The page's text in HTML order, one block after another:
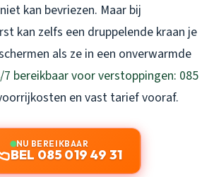
kan bevriezen. Maar bij
kan zelfs een druppelende kraan je
als ze in een onverwarmde
7 bereikbaar voor verstoppingen: 085
en vast tarief vooraf.
NU BEREIKBAAR
BEL 085 019 49 31